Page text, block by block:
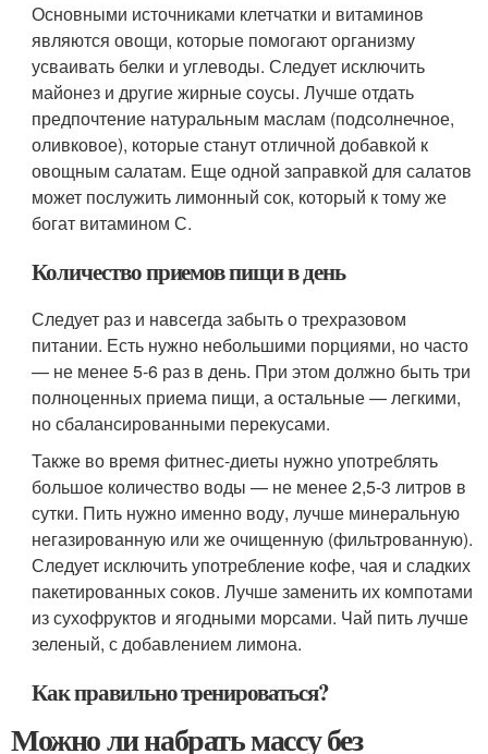
Основными источниками клетчатки и витаминов
являются овощи, которые помогают организму
усваивать белки и углеводы. Следует исключить
майонез и другие жирные соусы. Лучше отдать
предпочтение натуральным маслам (подсолнечное,
оливковое), которые станут отличной добавкой к
овощным салатам. Еще одной заправкой для салатов
может послужить лимонный сок, который к тому же
богат витамином С.
Количество приемов пищи в день
Следует раз и навсегда забыть о трехразовом
питании. Есть нужно небольшими порциями, но часто
— не менее 5-6 раз в день. При этом должно быть три
полноценных приема пищи, а остальные — легкими,
но сбалансированными перекусами.
Также во время фитнес-диеты нужно употреблять
большое количество воды — не менее 2,5-3 литров в
сутки. Пить нужно именно воду, лучше минеральную
негазированную или же очищенную (фильтрованную).
Следует исключить употребление кофе, чая и сладких
пакетированных соков. Лучше заменить их компотами
из сухофруктов и ягодными морсами. Чай пить лучше
зеленый, с добавлением лимона.
Как правильно тренироваться?
Можно ли набрать массу без